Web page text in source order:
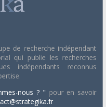
de recherche indépendant
qui publie les recherches
indépendants reconnus
nous ? " pour en savoir